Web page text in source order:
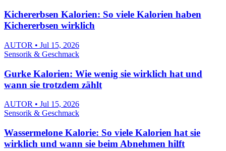
Kichererbsen Kalorien: So viele Kalorien haben
Kichererbsen wirklich
AUTOR • Jul 15, 2026
Sensorik & Geschmack
Gurke Kalorien: Wie wenig sie wirklich hat und
wann sie trotzdem zählt
AUTOR • Jul 15, 2026
Sensorik & Geschmack
Wassermelone Kalorie: So viele Kalorien hat sie
wirklich und wann sie beim Abnehmen hilft